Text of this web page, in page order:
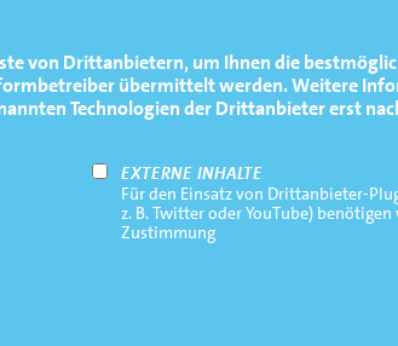
von Drittanbietern, um Ihnen die
übermittelt werden. Weitere
Technologien der Drittanbieter erst
EXTERNE INHALTE
Für den Einsatz von Drittanbieter-
z. B. Twitter oder YouTube)
Zustimmung
Elrond Kullmann Leonard Brahms
Junioren-Achter mit Steuermann (JM8+)